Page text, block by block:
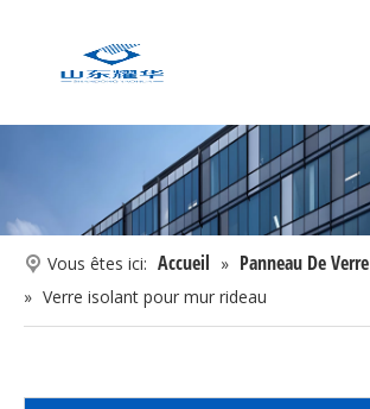
Vous êtes ici: Accueil » Panneau De Verre
» Verre isolant pour mur rideau
Système de fenêtres tpss verre isolant